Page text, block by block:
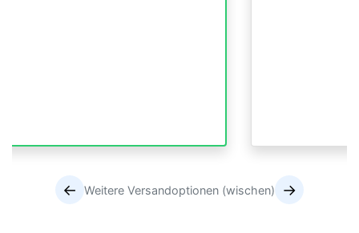
← Weitere Versandoptionen (wischen) →